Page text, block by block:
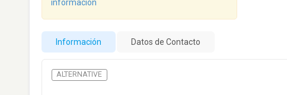
información
Información Datos de Contacto
ALTERNATIVE